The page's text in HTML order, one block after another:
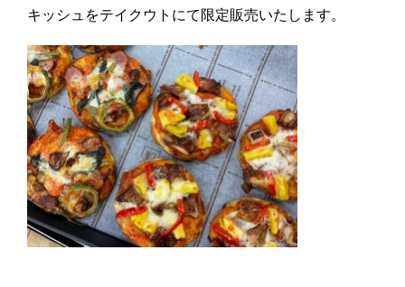
キッシュをテイクウトにて限定販売いたします。